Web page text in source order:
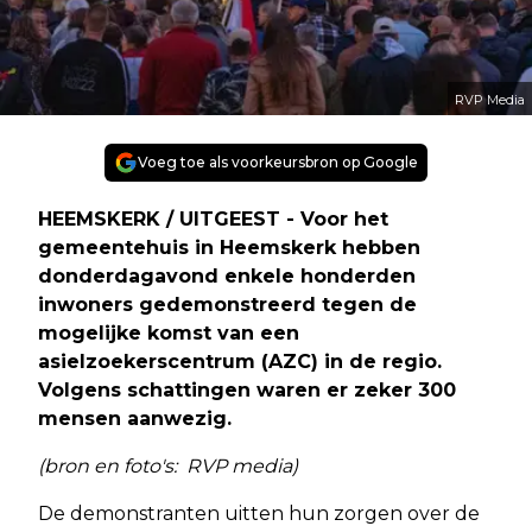
RVP Media
Voeg toe als voorkeursbron op Google
HEEMSKERK / UITGEEST - Voor het
gemeentehuis in Heemskerk hebben
donderdagavond enkele honderden
inwoners gedemonstreerd tegen de
mogelijke komst van een
asielzoekerscentrum (AZC) in de regio.
Volgens schattingen waren er zeker 300
mensen aanwezig.
(bron en foto's: RVP media)
De demonstranten uitten hun zorgen over de